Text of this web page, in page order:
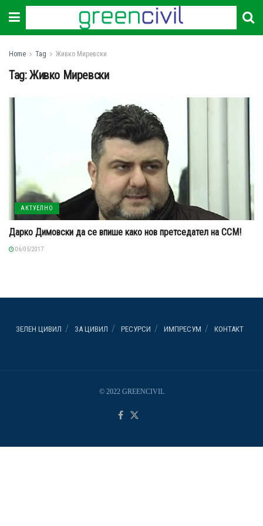
Home Tag Живко Миревски
Tag:Живко Миревски
АКТУЕЛНО
Дарко Димовски да се впише како нов претседател на ССМ!
06/05/2017
ЗЕЛЕН ЦИВИЛ ЗА ЦИВИЛ РЕСУРСИ ИМПРЕСУМ КОНТАКТ
© 2022 GREENCIVIL